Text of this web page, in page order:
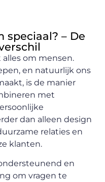
speciaal? – De
om mensen.
en natuurlijk ons
is de manier
met
dan alleen design
relaties en
klanten.
en
om vragen te